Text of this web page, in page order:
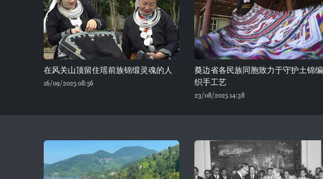
在风关山顶留住瑶前族锦缎灵魂的人
16/09/2025 08:56
奠边省各民族同胞致力于守护土锦编
织手工艺
23/08/2025 14:38